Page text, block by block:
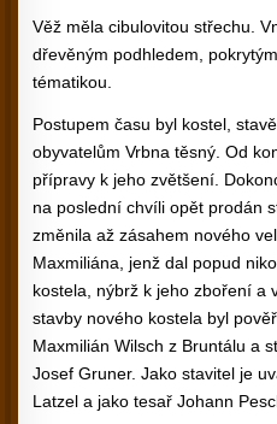
Věž měla cibulovitou střechu.
dřevěným podhledem,
tématikou.
Postupem času byl kostel,
obyvatelům Vrbna těsný. Od
přípravy k jeho zvětšení.
na poslední chvíli opět prodán
změnila až zásahem nového
Maxmiliána, jenž dal popud
kostela, nýbrž k jeho zboření a
stavby nového kostela byl
Maxmilián Wilsch z Bruntálu a
Josef Gruner. Jako stavitel je
Latzel a jako tesař Johann